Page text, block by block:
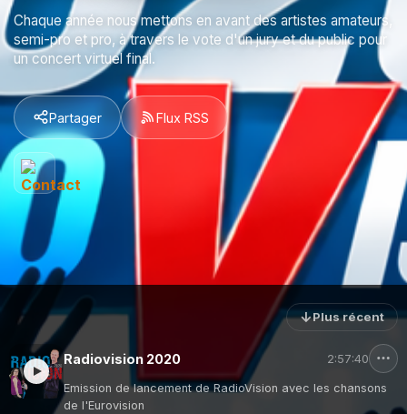
Chaque année nous mettons en avant des artistes amateurs,
semi-pro et pro, à travers le vote d'un jury et du public pour
un concert virtuel final.
Partager Flux RSS
↓Plus récent
Radiovision 2020 2:57:40
Emission de lancement de RadioVision avec les chansons
de l'Eurovision